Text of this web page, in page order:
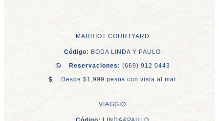
MARRIOT COURTYARD
Código: BODA LINDA Y PAULO
Reservaciones: (669) 912 0443
Desde $1,999 pesos con vista al mar.
VIAGGIO